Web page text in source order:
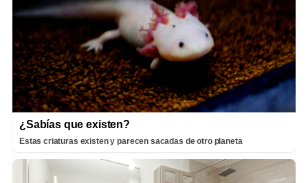
¿Sabías que existen?
Estas criaturas existen y parecen sacadas de otro planeta